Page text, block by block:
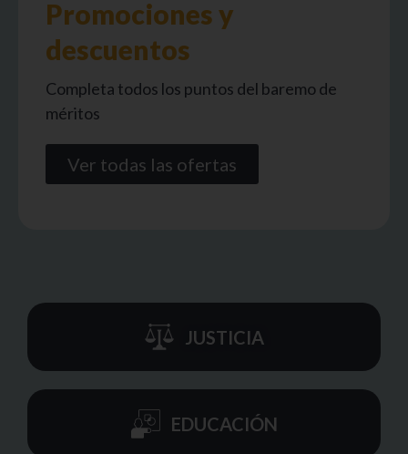
Promociones y
descuentos
Completa todos los puntos del baremo de
méritos
Ver todas las ofertas
JUSTICIA
EDUCACIÓN